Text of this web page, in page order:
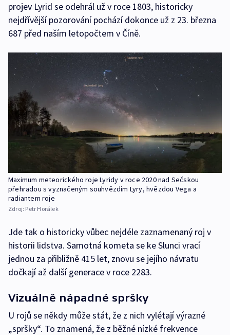
projev Lyrid se odehrál už v roce 1803, historicky
nejdřívější pozorování pochází dokonce už z 23. března
687 před naším letopočtem v Číně.
Maximum meteorického roje Lyridy v roce 2020 nad Sečskou
přehradou s vyznačeným souhvězdím Lyry, hvězdou Vega a
radiantem roje
Zdroj: Petr Horálek
Jde tak o historicky vůbec nejdéle zaznamenaný roj v
historii lidstva. Samotná kometa se ke Slunci vrací
jednou za přibližně 415 let, znovu se jejího návratu
dočkají až další generace v roce 2283.
Vizuálně nápadné spršky
U rojů se někdy může stát, že z nich vylétají výrazné
„spršky“. To znamená, že z běžné nízké frekvence